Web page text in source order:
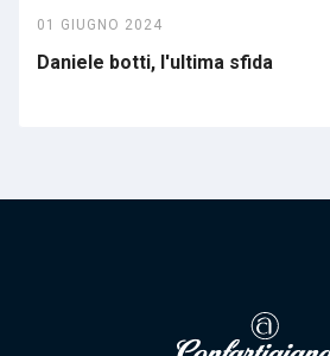
01 GIUGNO 2024
Daniele botti, l'ultima sfida